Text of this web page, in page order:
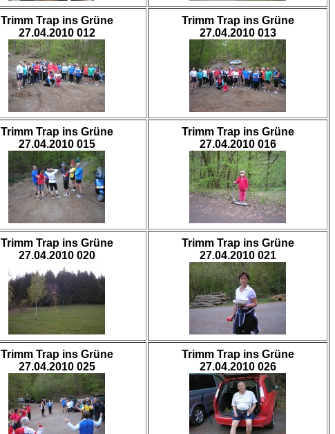
Trimm Trap ins Grüne
27.04.2010 012
Trimm Trap ins Grüne
27.04.2010 013
Trimm Trap ins Grüne
27.04.2010 015
Trimm Trap ins Grüne
27.04.2010 016
Trimm Trap ins Grüne
27.04.2010 020
Trimm Trap ins Grüne
27.04.2010 021
Trimm Trap ins Grüne
27.04.2010 025
Trimm Trap ins Grüne
27.04.2010 026